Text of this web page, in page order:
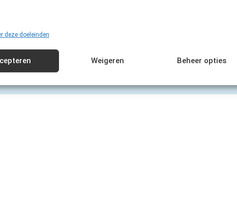
deze doeleinden
Weigeren Beheer opties
daarom afwijken van de hier getoonde houdbaarheid! Stel daarom altijd vast of
Bij twijfel altijd het product weggooien.